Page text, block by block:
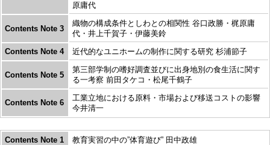
原庸代
Contents Note 3
織物の構成条件としわとの相関性 谷口政勝・梶原庸
代・井上千賀子・伊藤美鈴
Contents Note 4
近代的なユニホームの制作に関する研究 杉浦節子
Contents Note 5
第三部学制の嗜好調査並びに出身地別の食生活に関す
る一考察 前田タケコ・松尾千鶴子
Contents Note 6
工業立地における原料・市場および移送コストの影響
今井清一
Contents Note 1
教育実習の中の”体育遊び” 田中政雄